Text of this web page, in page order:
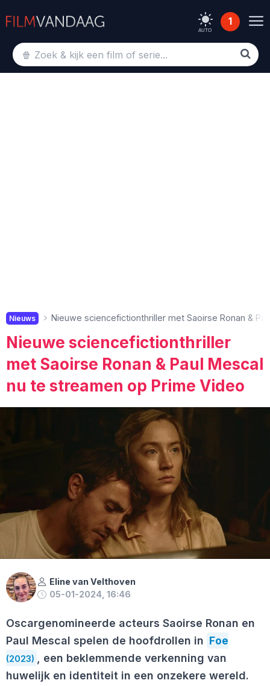
AUTO
1
Nieuws Nieuwe sciencefictionthriller met Saoirse Ronan &
Nieuwe sciencefictionthriller
met Saoirse Ronan & Paul Mescal
nu te streamen op Prime Video
Eline van Velthoven
05-01-2024, 16:46
Oscargenomineerde acteurs Saoirse Ronan en
Paul Mescal spelen de hoofdrollen in Foe
(2023) , een beklemmende verkenning van
huwelijk en identiteit in een onzekere wereld.